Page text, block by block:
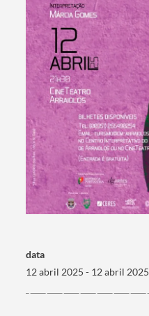
data
12 abril 2025 - 12 abril 2025